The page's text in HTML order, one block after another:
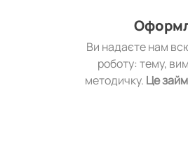
Ви надаєте нам
роботу: тему,
методичку. Це